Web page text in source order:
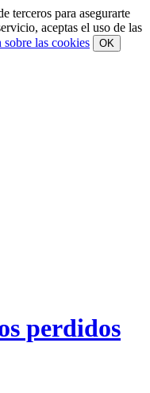
terceros para asegurarte
aceptas el uso de las
las cookies OK
perdidos